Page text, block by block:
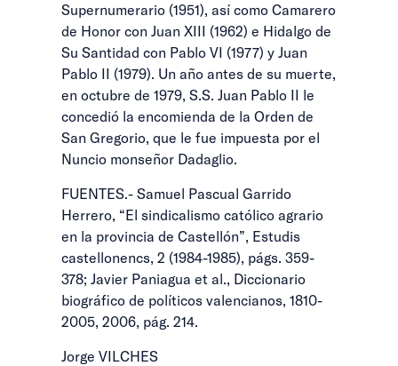
Supernumerario (1951), así como Camarero
de Honor con Juan XIII (1962) e Hidalgo de
Su Santidad con Pablo VI (1977) y Juan
Pablo II (1979). Un año antes de su muerte,
en octubre de 1979, S.S. Juan Pablo II le
concedió la encomienda de la Orden de
San Gregorio, que le fue impuesta por el
Nuncio monseñor Dadaglio.
FUENTES.- Samuel Pascual Garrido
Herrero, “El sindicalismo católico agrario
en la provincia de Castellón”, Estudis
castellonencs, 2 (1984-1985), págs. 359-
378; Javier Paniagua et al., Diccionario
biográfico de políticos valencianos, 1810-
2005, 2006, pág. 214.
Jorge VILCHES